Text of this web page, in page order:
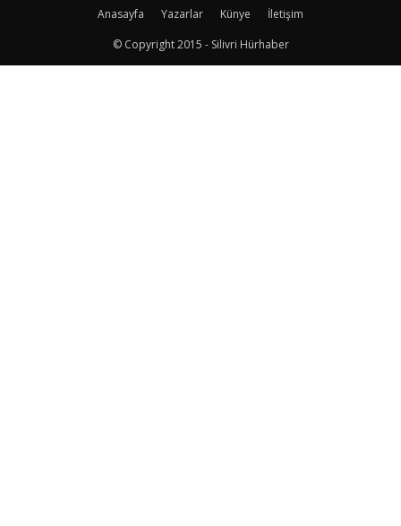
Anasayfa Yazarlar Künye
İletişim
© Copyright 2015 - Silivri Hürhaber